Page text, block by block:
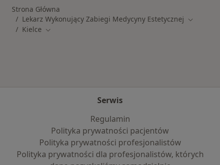
Strona Główna
Lekarz Wykonujący Zabiegi Medycyny Estetycznej Zmień
Kielce Zmień miasto
Serwis
Regulamin
Polityka prywatności pacjentów
Polityka prywatności profesjonalistów
Polityka prywatności dla profesjonalistów, których